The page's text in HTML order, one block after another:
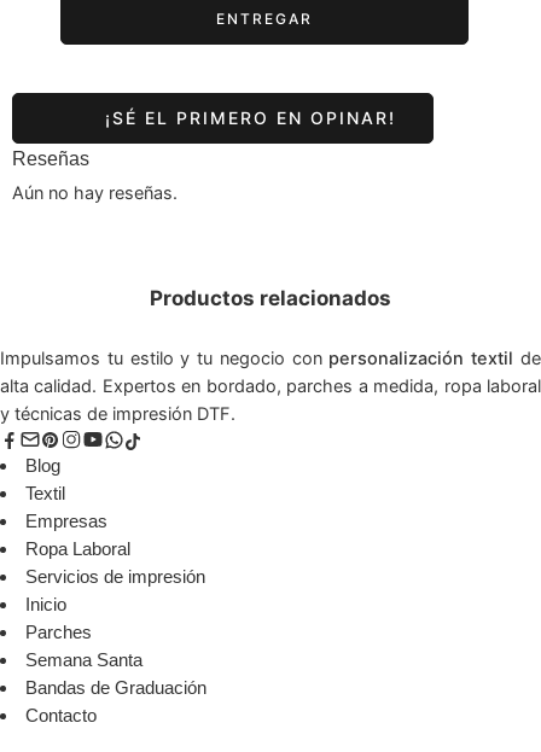
Reseñas
Aún no hay reseñas.
Productos relacionados
Impulsamos tu estilo y tu negocio con personalización textil de
alta calidad. Expertos en bordado, parches a medida, ropa laboral
y técnicas de impresión DTF.
Blog
Textil
Empresas
Ropa Laboral
Servicios de impresión
Inicio
Parches
Semana Santa
Bandas de Graduación
Contacto